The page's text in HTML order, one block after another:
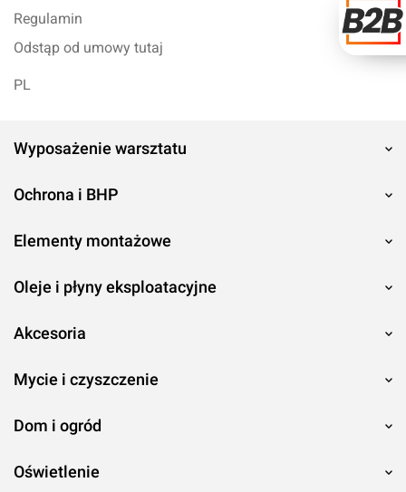
Regulamin
Odstąp od umowy tutaj
PL
Wyposażenie warsztatu
Ochrona i BHP
Elementy montażowe
Oleje i płyny eksploatacyjne
Akcesoria
Mycie i czyszczenie
Dom i ogród
Oświetlenie